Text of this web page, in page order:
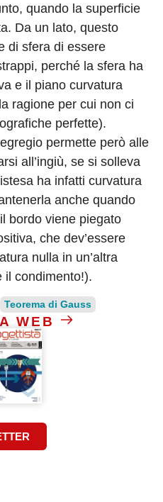
quando la superficie
Da un lato, questo
di sfera di essere
perché la sfera ha
e il piano curvatura
ragione per cui non ci
perfette).
permette però alle
all’ingiù, se si solleva
ha infatti curvatura
anche quando
bordo viene piegato
che dev’essere
nulla in un’altra
il condimento!).
Teorema di Gauss
WEB